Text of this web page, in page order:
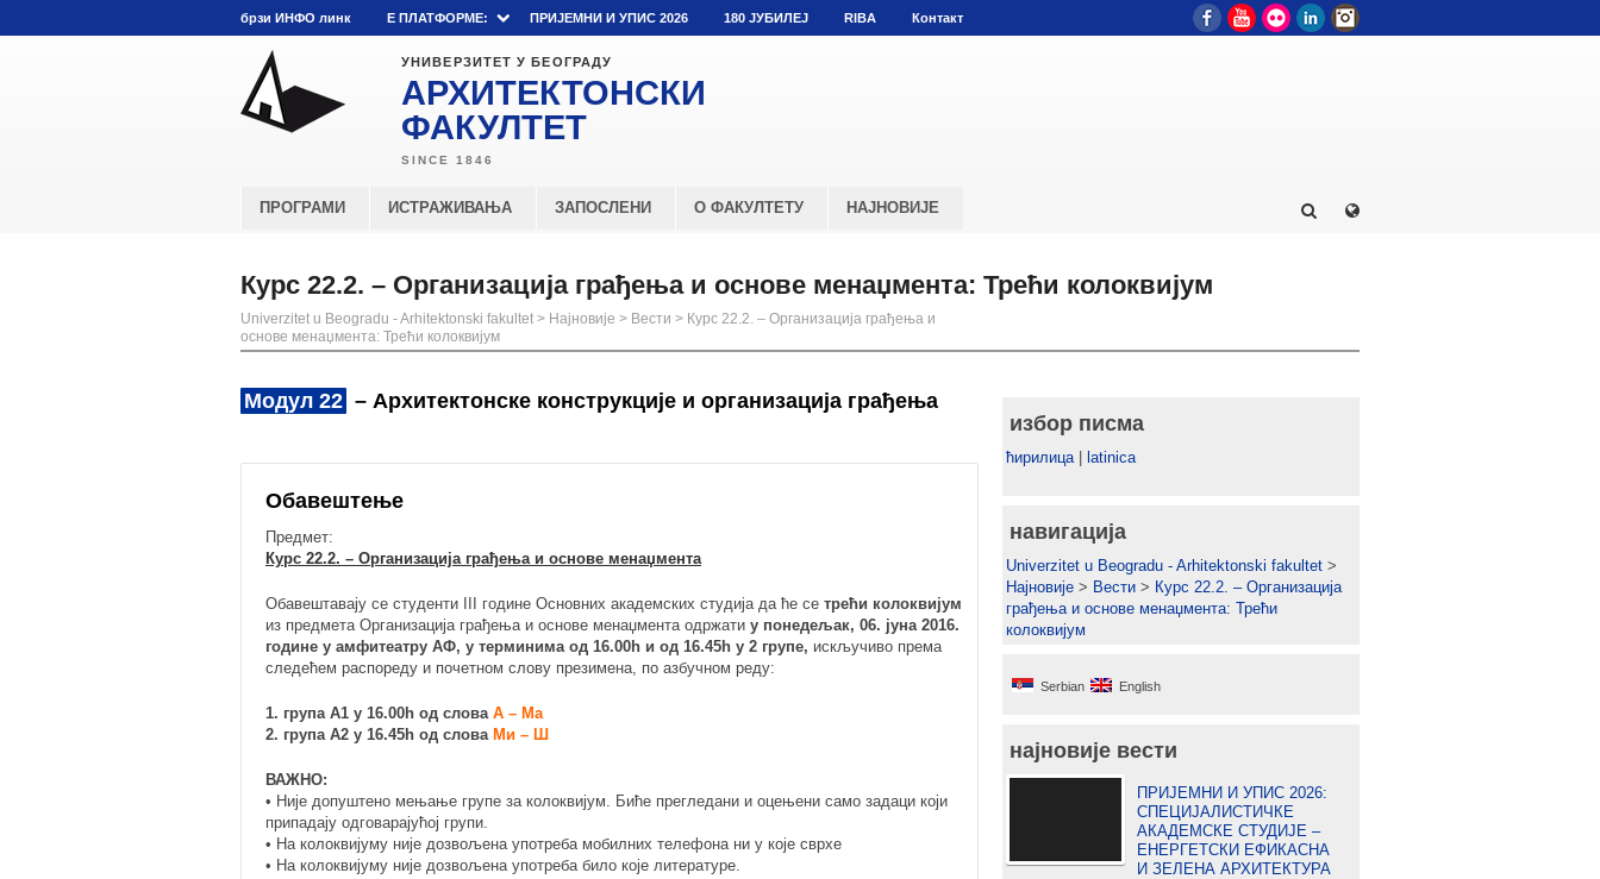
брзи ИНФО линк E ПЛАТФОРМЕ: ПРИЈЕМНИ И УПИС 2026 180 ЈУБИЛЕЈ RIBA Контакт FacebookYouTube
Flickr LinkedIn
УНИВЕРЗИТЕТ У БЕОГРАДУ
АРХИТЕКТОНСКИ
ФАКУЛТЕТ
ПРОГРАМИ ИСТРАЖИВАЊА ЗАПОСЛЕНИ О ФАКУЛТЕТУ НАЈНОВИЈЕ
Курс 22.2. – Организација грађења и основе менаџмента: Трећи колоквијум
Univerzitet u Beogradu - Arhitektonski fakultet > Најновије > Вести > Курс 22.2. – Организација грађења и
основе менаџмента: Трећи колоквијум
Модул 22 – Архитектонске конструкције и организација грађења
Обавештење
Предмет:
Курс 22.2. – Организација грађења и основе менаџмента
Обавештавају се студенти III године Основних академских студија да ће се трећи колоквијум
из предмета Организација грађења и основе менаџмента одржати у понедељак, 06. јуна 2016.
године у амфитеатру АФ, у терминима од 16.00h и од 16.45h у 2 групе, искључиво према
следећем распореду и почетном слову презимена, по азбучном реду:
1. група А1 у 16.00h од слова А – Ма
2. група А2 у 16.45h од слова Ми – Ш
ВАЖНО:
• Није допуштено мењање групе за колоквијум. Биће прегледани и оцењени само задаци који
припадају одговарајућој групи.
• На колоквијуму није дозвољена употреба мобилних телефона ни у које сврхе
• На колоквијуму није дозвољена употреба било које литературе.
избор писма
ћирилица| latinica
навигација
Univerzitet u Beogradu - Arhitektonski fakultet >
Најновије > Вести > Курс 22.2. – Организација
грађења и основе менаџмента: Трећи
колоквијум
Serbian English
најновије вести
ПРИЈЕМНИ И УПИС 2026:
СПЕЦИЈАЛИСТИЧКЕ
АКАДЕМСКЕ СТУДИЈЕ –
ЕНЕРГЕТСКИ ЕФИКАСНА
И ЗЕЛЕНА АРХИТЕКТУРА